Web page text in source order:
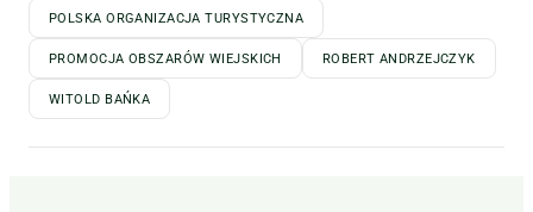
POLSKA ORGANIZACJA TURYSTYCZNA
PROMOCJA OBSZARÓW WIEJSKICH ROBERT ANDRZEJCZYK
WITOLD BAŃKA